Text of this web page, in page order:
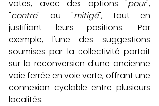
votes, avec des options "pour",
"contre" ou "mitigé", tout en
justifiant leurs positions. Par
exemple, l'une des suggestions
soumises par la collectivité portait
sur la reconversion d'une ancienne
voie ferrée en voie verte, offrant une
connexion cyclable entre plusieurs
localités.